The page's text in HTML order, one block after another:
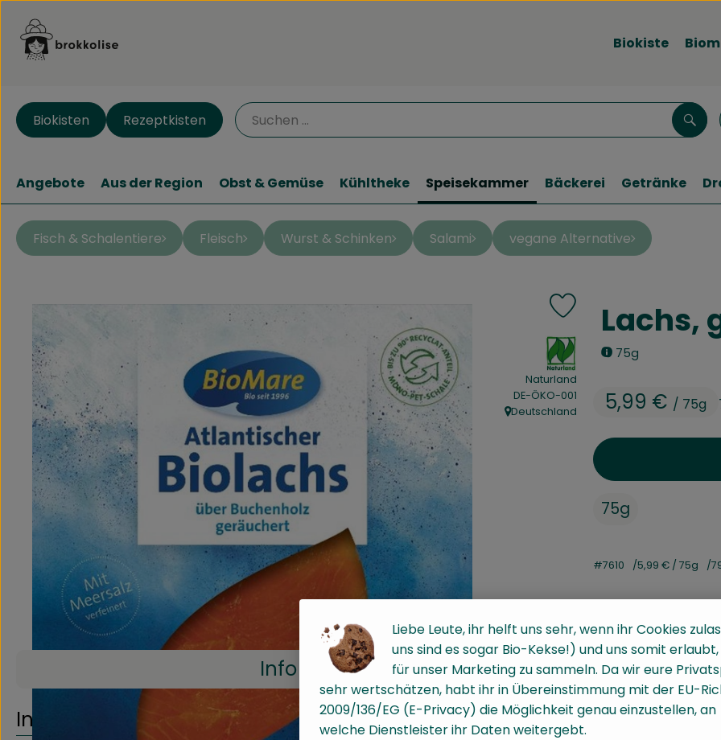
Biokiste
Biokisten Rezeptkisten
Angebote Aus der Region Obst & Gemüse Kühltheke Speisekammer Bäckerei Getränke
Fisch & Schalentiere Fleisch Wurst & Schinken Salami vegane Alternative
Lachs,
75g
5,99 € / 75g
Produkt zu Favouriten
, Verband:
Naturland
, Kontrollstelle:
DE-ÖKO-001
, Herkunft:
Deutschland
75g
#7610 5,99 € / 75g
Info
Info
Liebe Leute, ihr helft uns sehr, wenn ihr Cookies
uns sind es sogar Bio-Kekse!) und uns somit
für unser Marketing zu sammeln. Da wir eure
sehr wertschätzen, habt ihr in Übereinstimmung mit der EU-
2009/136/EG (E-Privacy) die Möglichkeit genau einzustellen, an
welche Dienstleister ihr Daten weitergebt.